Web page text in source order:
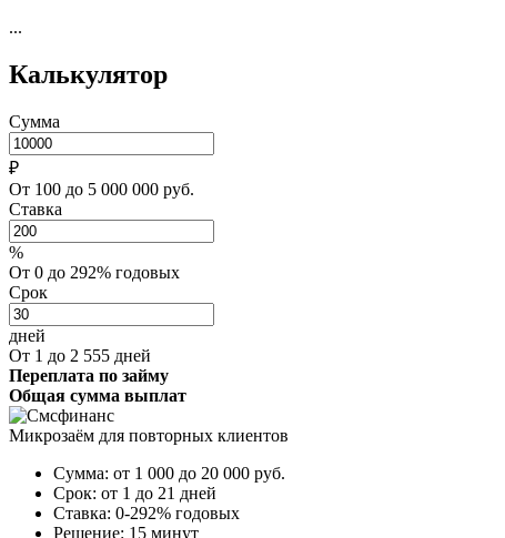
...
Калькулятор
Сумма
₽
От 100 до 5 000 000 руб.
Ставка
%
От 0 до 292% годовых
Срок
дней
От 1 до 2 555 дней
Переплата по займу
Общая сумма выплат
Микрозаём для повторных клиентов
Сумма: от 1 000 до 20 000 руб.
Срок: от 1 до 21 дней
Ставка: 0-292% годовых
Решение: 15 минут